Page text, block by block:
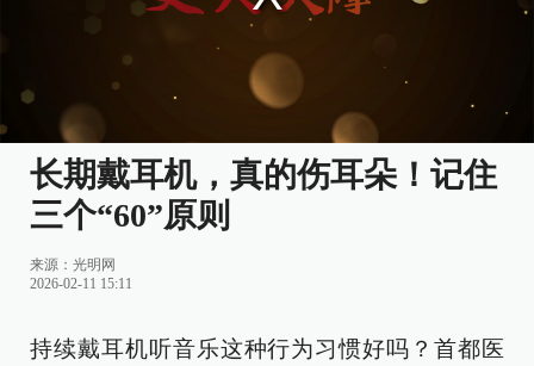
长期戴耳机，真的伤耳朵！记住
三个“60”原则
来源：光明网
2026-02-11 15:11
持续戴耳机听音乐这种行为习惯好吗？首都医